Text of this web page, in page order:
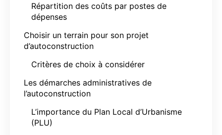
Répartition des coûts par postes de
dépenses
Choisir un terrain pour son projet
d’autoconstruction
Critères de choix à considérer
Les démarches administratives de
l’autoconstruction
L’importance du Plan Local d’Urbanisme
(PLU)